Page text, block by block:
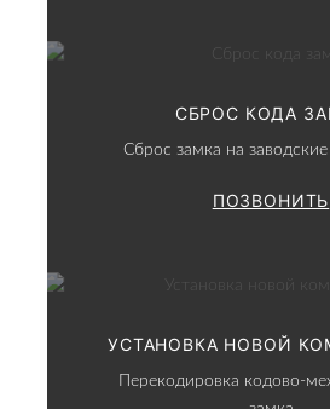
СБРОС КОДА
Сброс замка на
ПОЗВОНИТЬ
УСТАНОВКА НОВОЙ
Перекодировка кодово-